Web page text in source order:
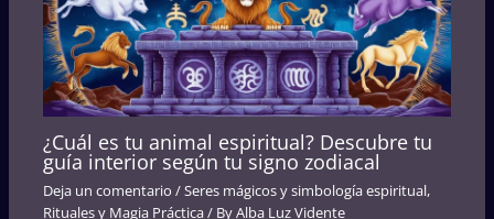
¿Cuál es tu animal espiritual? Descubre tu
guía interior según tu signo zodiacal
Deja un comentario /Seres mágicos y simbología espiritual,
Rituales y Magia Práctica/ ByAlba Luz Vidente